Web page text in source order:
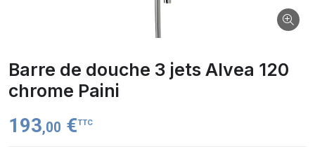
Barre de douche 3 jets Alvea 120
chrome Paini
193,00 €TTC